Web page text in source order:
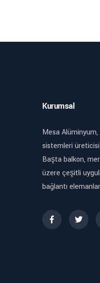
Kurumsal
Mesa
sistemleri
Başta balkon,
üzere çeşitli
bağlantı